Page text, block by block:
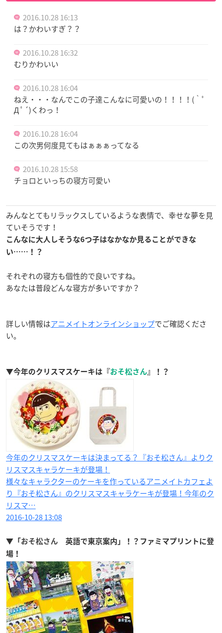
2016.10.28 16:13
は？かわいすぎ？？
2016.10.28 16:32
むりかわいい
2016.10.28 16:04
ねえ・・・なんでこの子達こんなに可愛いの！！！！(｀ﾟ
Д ﾟ´)くわっ！
2016.10.28 16:04
この次男何度見てもはぁぁぁってなる
2016.10.28 15:58
チョロといっちの寝方可愛い
みんなとてもリラックスしているような表情で、幸せな夢を見
ていそうです！
こんなに大人しそうな6つ子はなかなか見ることができな
い……！？
それぞれの寝方も個性的で良いですね。
あなたは普段どんな寝方が多いですか？
詳しい情報はアニメイトオンラインショップでご確認くださ
い。
▼今年のクリスマスケーキは『おそ松さん 』！？
今年のクリスマスケーキは決まってる？『おそ松さん』よりク
リスマスキャラケーキが登場！
様々なキャラクターのケーキを作っているアニメイトカフェよ
り『おそ松さん』のクリスマスキャラケーキが登場！今年のク
リスマ…
2016-10-28 13:08
▼「おそ松さん 英語で東京案内」！？ファミマプリントに登
場！